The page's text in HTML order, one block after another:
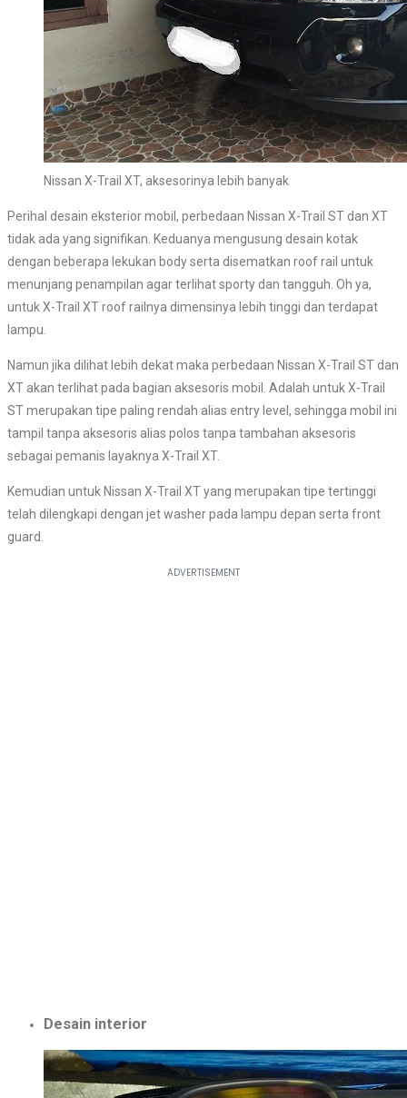
Nissan X-Trail XT, aksesorinya lebih banyak
Perihal desain eksterior mobil, perbedaan Nissan X-Trail ST dan XT
tidak ada yang signifikan. Keduanya mengusung desain kotak
dengan beberapa lekukan body serta disematkan roof rail untuk
menunjang penampilan agar terlihat sporty dan tangguh. Oh ya,
untuk X-Trail XT roof railnya dimensinya lebih tinggi dan terdapat
lampu.
Namun jika dilihat lebih dekat maka perbedaan Nissan X-Trail ST dan
XT akan terlihat pada bagian aksesoris mobil. Adalah untuk X-Trail
ST merupakan tipe paling rendah alias entry level, sehingga mobil ini
tampil tanpa aksesoris alias polos tanpa tambahan aksesoris
sebagai pemanis layaknya X-Trail XT.
Kemudian untuk Nissan X-Trail XT yang merupakan tipe tertinggi
telah dilengkapi dengan jet washer pada lampu depan serta front
guard.
Desain interior